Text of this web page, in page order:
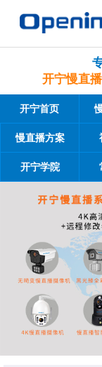
开宁慢直
开宁首页
慢直播方案
开宁学院